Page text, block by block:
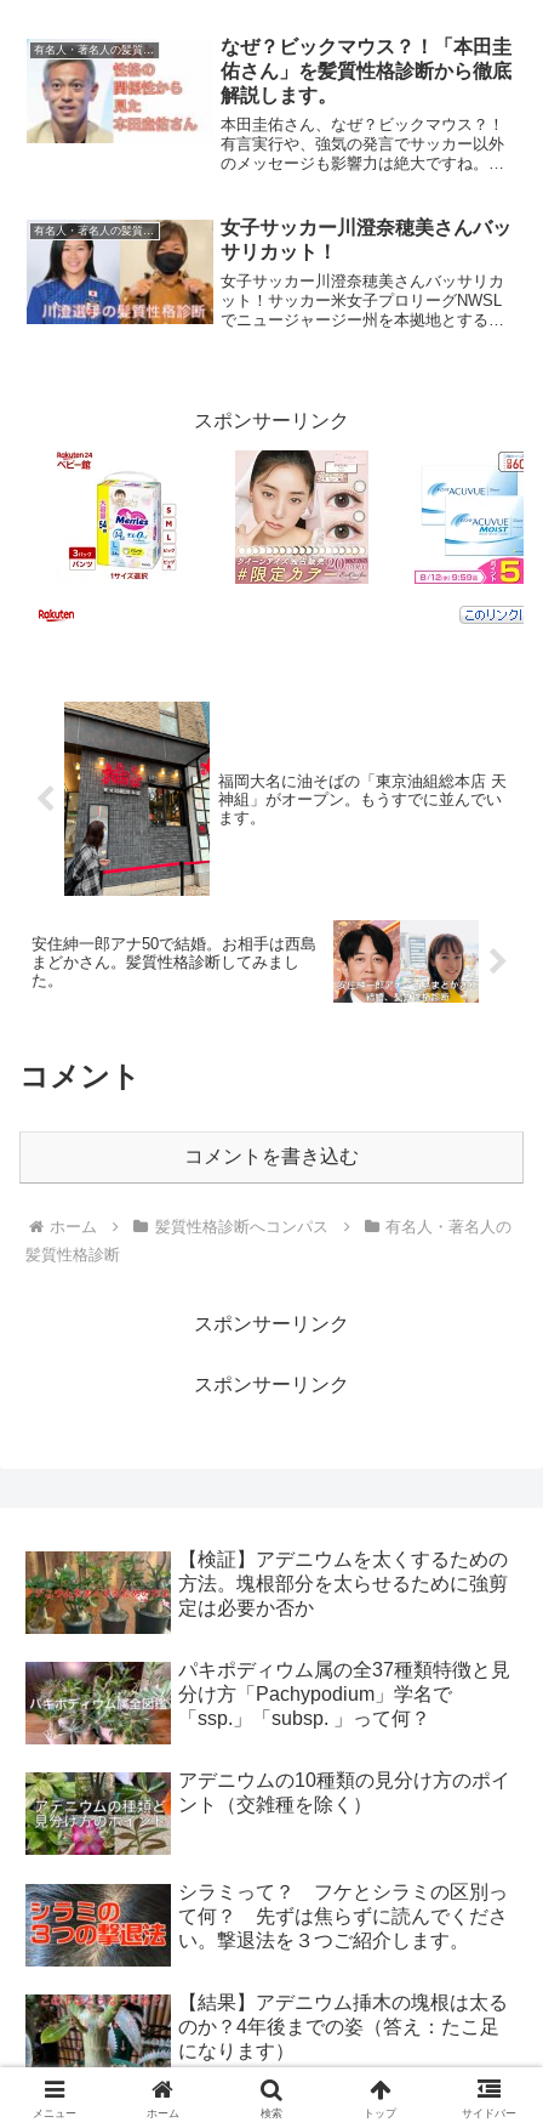
YouTubeで高橋さんが1年前にお付き合い
をスタートさせ、北海...
有名人・著名人の髪質性格診断
なぜ？ビックマウス？！「本田圭
佑さん」を髪質性格診断から徹底
解説します。
本田圭佑さん、なぜ？ビックマウス？！
有言実行や、強気の発言でサッカー以外
のメッセージも影響力は絶大ですね。有
る。実行して結果が出てくると「やっぱ
すごいな〜」に変わる。大衆...
有名人・著名人の髪質性格診断
女子サッカー川澄奈穂美さんバッ
サリカット！
女子サッカー川澄奈穂美さんバッサリカ
ット！サッカー米女子プロリーグNWSL
でニュージャージー州を本拠地とするゴ
スポンサーリンク
福岡大名に油そばの「東京油組総本店 天
神組」がオープン。もうすでに並んでい
ます。
安住紳一郎アナ50で結婚。お相手は西島
まどかさん。髪質性格診断してみまし
た。
コメント
コメントを書き込む
ホーム 髪質性格診断へコンパス
有名人・著名人の
髪質性格診断
スポンサーリンク
スポンサーリンク
【検証】アデニウムを太くするための
方法。塊根部分を太らせるために強剪
定は必要か否か
パキポディウム属の全37種類特徴と見
分け方「Pachypodium」学名で
「ssp.」「subsp. 」って何？
アデニウムの10種類の見分け方のポイ
ント（交雑種を除く）
シラミって？ フケとシラミの区別っ
て何？ 先ずは焦らずに読んでくださ
い。撃退法を３つご紹介します。
【結果】アデニウム挿木の塊根は太る
のか？4年後までの姿（答え：たこ足
になります）
メニュー ホーム 検索 トップ サイドバー